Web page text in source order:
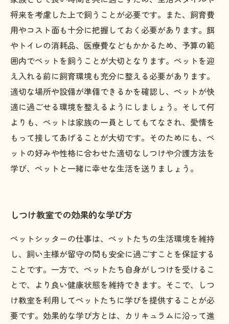
将来を考慮した上で飼うことが必要です。また、飼育費
用やコスト面も十分に把握しておく必要があります。餌
やトイレの消耗品、医療費などもかかるため、予算の範
囲内でペットを飼うことが大切となります。ペットを迎
え入れる前に飼育環境も充分に整える必要があります。
適切な場所や設備が準備できるかを確認し、ペットが快
適に過ごせる環境を整えるようにしましょう。そして何
よりも、ペットは家族の一員としてもてなされ、愛情を
もって接してあげることが大切です。そのためにも、ペ
ットの好みや性格に合わせた適切なしつけや介護方法を
学び、ペットと一緒に幸せな生活を送りましょう。
しつけ教室での効果的な学び方
ペットシッターの仕事は、ペットたちの生活環境を維持
し、飼い主様が留守の間も安全に過ごすことを保証する
ことです。一方で、ペットたち自身がしつけを受けるこ
とで、より良い健康状態を維持できます。そこで、しつ
け教室を利用してペットたちに学びを提供することが必
要です。効果的な学び方とは、カリキュラムに沿って進